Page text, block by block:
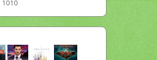
1010